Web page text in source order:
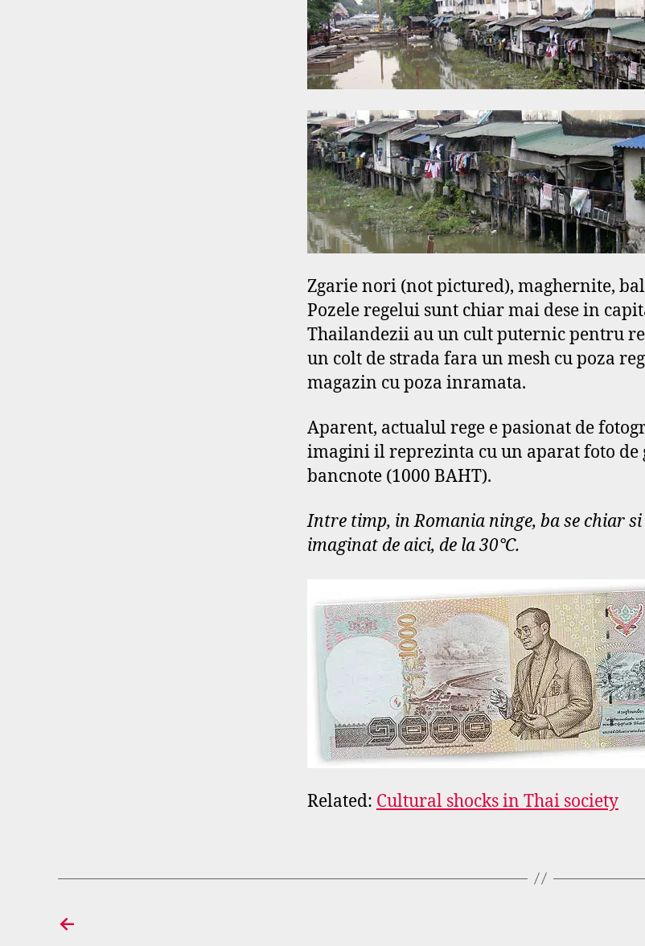
Zgarie nori (not pictured), maghernite,
Pozele regelui sunt chiar mai dese in
Thailandezii au un cult puternic pentru
un colt de strada fara un mesh cu poza
magazin cu poza inramata.
Aparent, actualul rege e pasionat de
imagini il reprezinta cu un aparat foto de
bancnote (1000 BAHT).
Intre timp, in Romania ninge, ba se chiar si
imaginat de aici, de la 30°C.
Related: Cultural shocks in Thai society
←